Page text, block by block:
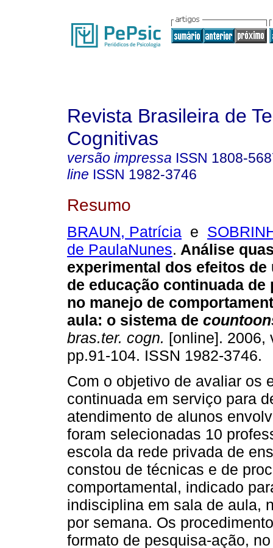
Revista Brasileira de
Cognitivas
versão impressa ISSN 1808-
line ISSN 1982-3746
Resumo
BRAUN, Patrícia e
de PaulaNunes. Análise
experimental dos efeitos de
de educação continuada de
no manejo de
aula: o sistema de
bras.ter. cogn. [online]. 2006,
pp.91-104. ISSN 1982-3746.
Com o objetivo de avaliar os
continuada em serviço para
atendimento de alunos
foram selecionadas 10
escola da rede privada de
constou de técnicas e de
comportamental, indicado
indisciplina em sala de aula,
por semana. Os
formato de pesquisa-ação,